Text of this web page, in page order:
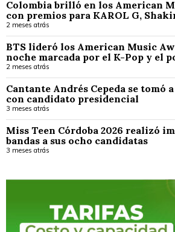
Colombia brilló en los American
con premios para KAROL G,
2 meses atrás
BTS lideró los American Music
noche marcada por el K-Pop y el
2 meses atrás
Cantante Andrés Cepeda se tomó
con candidato presidencial
3 meses atrás
Miss Teen Córdoba 2026 realizó
bandas a sus ocho candidatas
3 meses atrás